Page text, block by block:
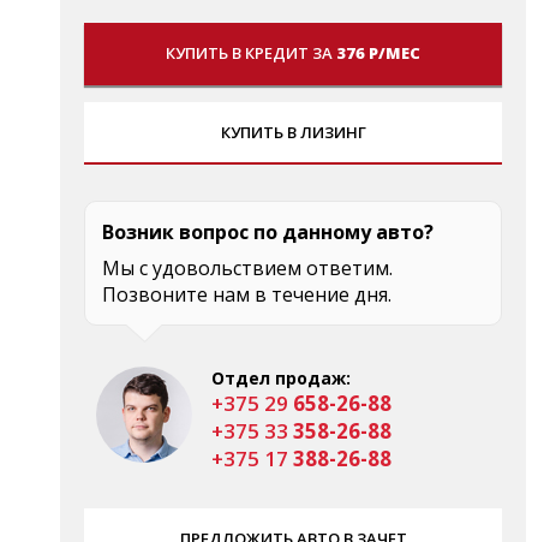
КУПИТЬ В КРЕДИТ ЗА 376 Р/МЕС
КУПИТЬ В ЛИЗИНГ
Возник вопрос по данному авто?
Мы с удовольствием ответим.
Позвоните нам в течение дня.
Отдел продаж:
+375 29 658-26-88
+375 33 358-26-88
+375 17 388-26-88